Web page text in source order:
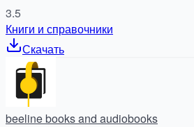
3.5
Книги и справочники
Скачать
beeline books and audiobooks